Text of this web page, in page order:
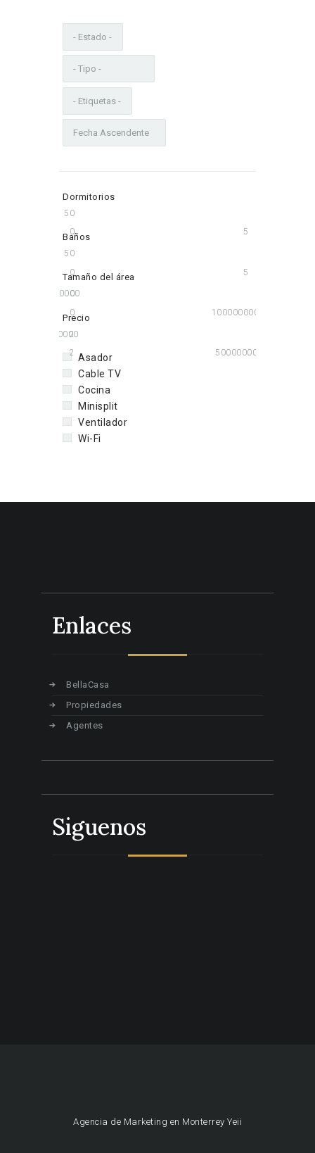
Dormitorios
0 5
0
5
Baños
0 5
0
5
Tamaño del área
0 100000000
0
100000000
Precio
2 50000000
2
50000000
Asador
Cable TV
Cocina
Minisplit
Ventilador
Wi-Fi
Enlaces
BellaCasa
Propiedades
Agentes
Siguenos
Agencia de Marketing en Monterrey Yeii